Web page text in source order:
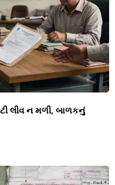
લીવ ન મળી, બાળકનું